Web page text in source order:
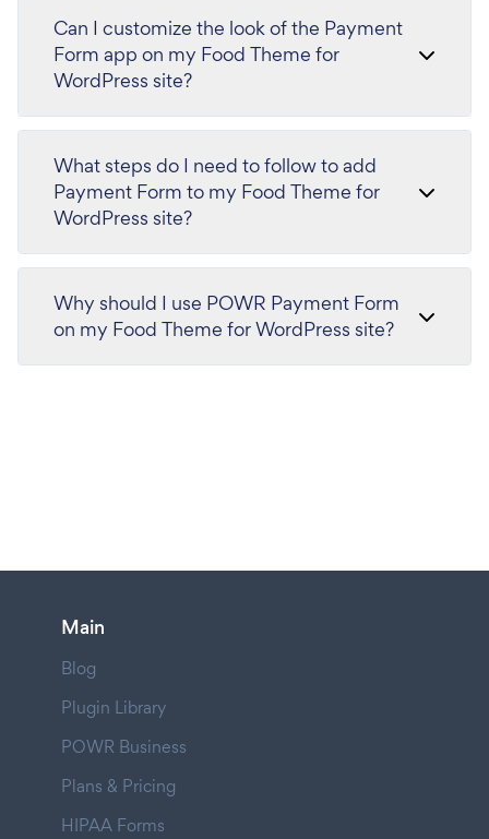
Can I customize the look of the Payment
Form app on my Food Theme for
WordPress site?
What steps do I need to follow to add
Payment Form to my Food Theme for
WordPress site?
Why should I use POWR Payment Form
on my Food Theme for WordPress site?
Main
Blog
Plugin Library
POWR Business
Plans & Pricing
HIPAA Forms